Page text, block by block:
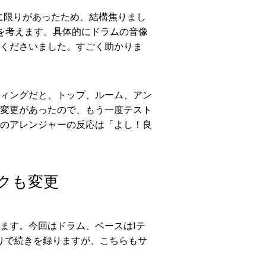
りがあったため、結構焦りまし
考えます。具体的にドラムの音像
ださいました。すごく助かりま
ングだと、トップ、ルーム、アン
更があったので、もう一度テスト
アレンジャーの反応は「よし！良
も変更
す。今回はドラム、ベースは1テ
続きを録りますが、こちらもサ